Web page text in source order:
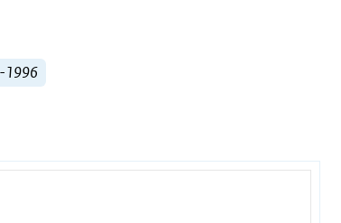
1996